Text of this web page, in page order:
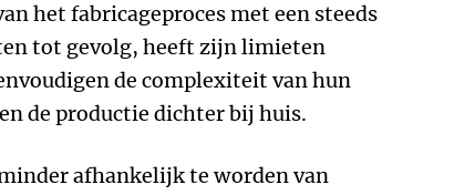
het fabricageproces met een steeds
tot gevolg, heeft zijn limieten
de complexiteit van hun
de productie dichter bij huis.
afhankelijk te worden van